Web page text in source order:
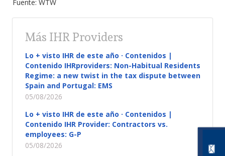
Fuente: WTW
Más IHR Providers
Lo + visto IHR de este año · Contenidos |
Contenido IHRproviders: Non-Habitual Residents
Regime: a new twist in the tax dispute between
Spain and Portugal: EMS
05/08/2026
Lo + visto IHR de este año · Contenidos |
Contenido IHR Provider: Contractors vs.
employees: G-P
05/08/2026